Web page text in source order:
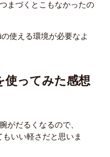
まづくとこもなかったの
使える環境が必要なよ
使ってみた感想
がだるくなるので、
もいい軽さだと思いま